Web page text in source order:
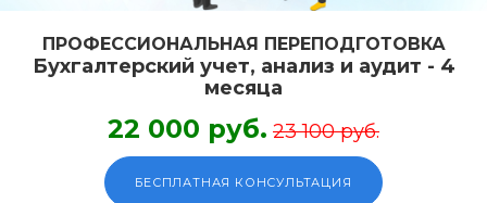
ПРОФЕССИОНАЛЬНАЯ ПЕРЕПОДГОТОВКА
Бухгалтерский учет, анализ и аудит - 4
месяца
22 000 руб. 23 100 руб.
БЕСПЛАТНАЯ КОНСУЛЬТАЦИЯ